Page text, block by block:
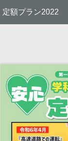
定額プラン2022